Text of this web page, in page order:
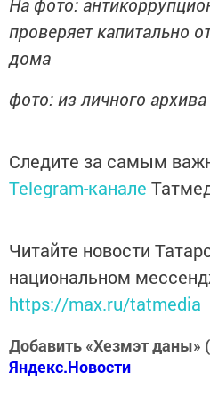
проверяет капитально
дома
фото: из личного
Следите за самым
Telegram-канале
Читайте новости
национальном
https://max.ru/tatmedia
Добавить «Хезмэт даны»
Яндекс.Новости